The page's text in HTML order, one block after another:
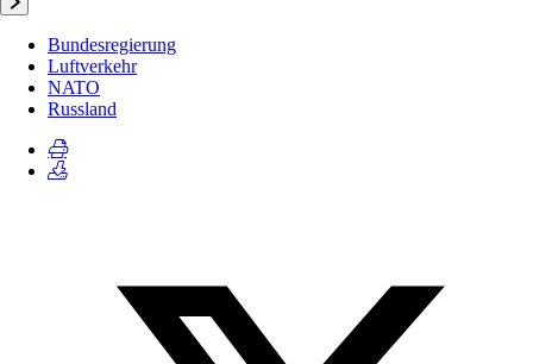
Bundesregierung
Luftverkehr
NATO
Russland